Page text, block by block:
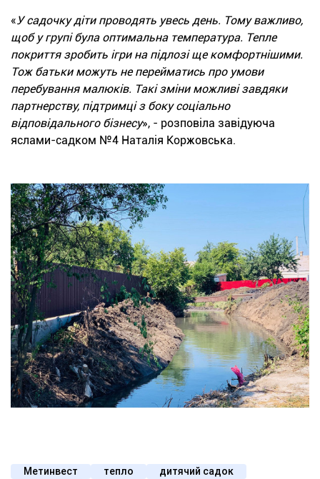
«У садочку діти проводять увесь день. Тому важливо,
щоб у групі була оптимальна температура. Тепле
покриття зробить ігри на підлозі ще комфортнішими.
Тож батьки можуть не перейматись про умови
перебування малюків. Такі зміни можливі завдяки
партнерству, підтримці з боку соціально
відповідального бізнесу», - розповіла завідуюча
яслами-садком №4 Наталія Коржовська.
Метинвест тепло
дитячий садок